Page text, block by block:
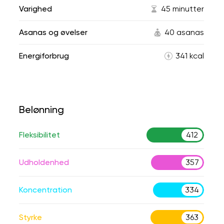
Varighed 45 minutter
Asanas og øvelser 40 asanas
Energiforbrug 341 kcal
Belønning
Fleksibilitet 412
Udholdenhed 357
Koncentration 334
Styrke 363